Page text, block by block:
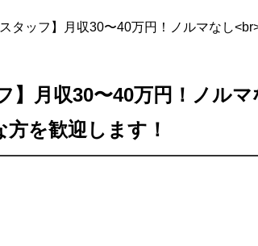
タッフ】月収30〜40万円！ノルマなし
】月収30〜40万円！ノル
を歓迎します！